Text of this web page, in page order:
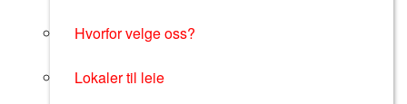
Hvorfor velge oss?
Lokaler til leie